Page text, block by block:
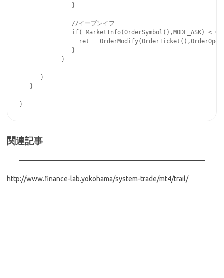
               }
               //イーブンイフ
if( MarketInfo(OrderSymbol(),MODE_ASK) <
ret =
               }
            }
      }
   }
関連記事
http://www.finance-lab.yokohama/system-trade/mt4/trail/